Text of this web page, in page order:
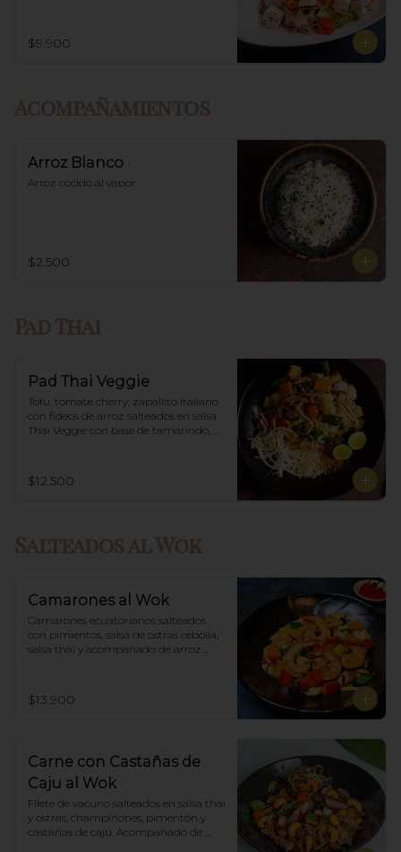
$9.900
Arroz Blanco
Arroz cocido al vapor
$2.500
Pad Thai Veggie
Tofu, tomate cherry, zapallito italiano
con fideos de arroz salteados en salsa
Thai Veggie con base de tamarindo,
$12.500
Salteados al Wok
Camarones al Wok
Camarones ecuatorianos salteados
con pimientos, salsa de ostras cebolla,
salsa thai y acompañado de arroz
$13.900
Carne con Castañas de
Caju al Wok
Filete de vacuno salteados en salsa thai
y ostras, champiñones, pimentón y
castañas de cajú. Acompañado de